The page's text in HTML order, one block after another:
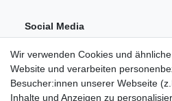
Social Media
Wir verwenden Cookies und
Website und verarbeiten
Besucher:innen unserer Webseite
Inhalte und Anzeigen zu